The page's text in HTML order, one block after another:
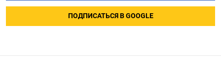
ПОДПИСАТЬСЯ В GOOGLE